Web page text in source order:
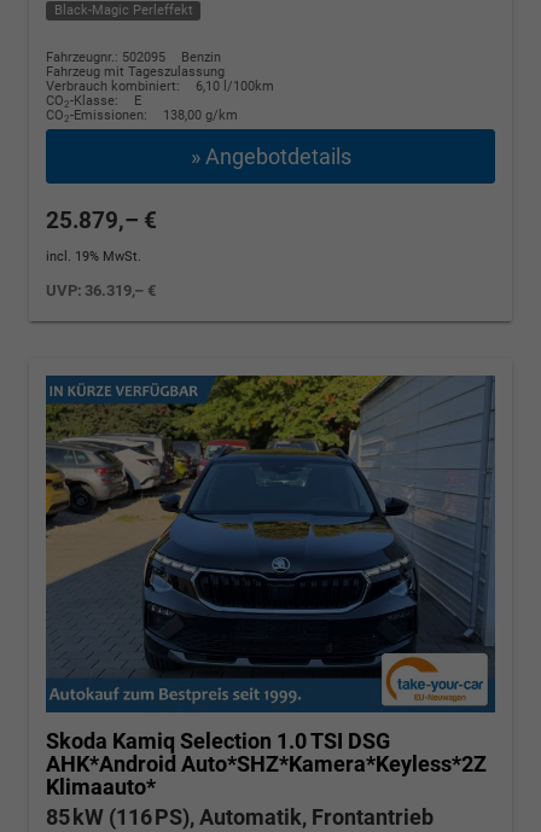
Black-Magic Perleffekt
Fahrzeugnr.: 502095
Benzin
Fahrzeug mit Tageszulassung
Verbrauch kombiniert:
6,10 l/100km
CO2-Klasse:
E
CO2-Emissionen: 138,00 g/km
» Angebotdetails
25.879,– €
incl. 19% MwSt.
UVP: 36.319,– €
Skoda Kamiq Selection 1.0 TSI DSG
AHK*Android Auto*SHZ*Kamera*Keyless*2Z
Klimaauto*
85 kW (116 PS), Automatik, Frontantrieb